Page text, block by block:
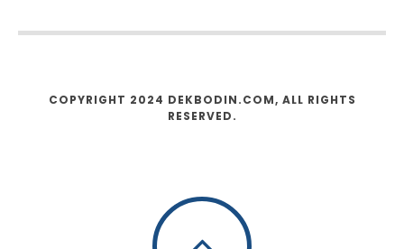
COPYRIGHT 2024 DEKBODIN.COM, ALL RIGHTS
RESERVED.